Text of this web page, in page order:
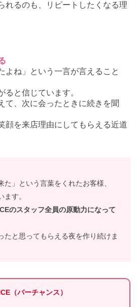
れるのも、リピートしたくなる理
よね」という一言が言えること
ると信じています。
て、次に会ったときに続きを聞
顔を来店理由にしてもらえる近道
た」という言葉をくれたお客様、
す。
のスタッフ全員の原動力になって
たと思ってもらえる夜を作り続けま
（バーチャンス）